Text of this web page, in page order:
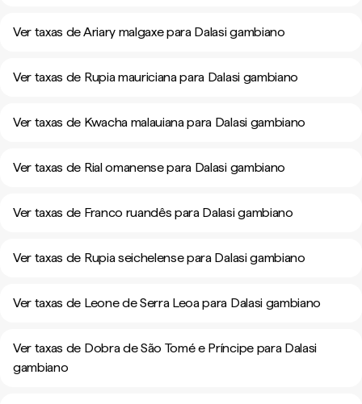
Ver taxas de Ariary malgaxe para Dalasi gambiano
Ver taxas de Rupia mauriciana para Dalasi gambiano
Ver taxas de Kwacha malauiana para Dalasi gambiano
Ver taxas de Rial omanense para Dalasi gambiano
Ver taxas de Franco ruandês para Dalasi gambiano
Ver taxas de Rupia seichelense para Dalasi gambiano
Ver taxas de Leone de Serra Leoa para Dalasi gambiano
Ver taxas de Dobra de São Tomé e Príncipe para Dalasi
gambiano